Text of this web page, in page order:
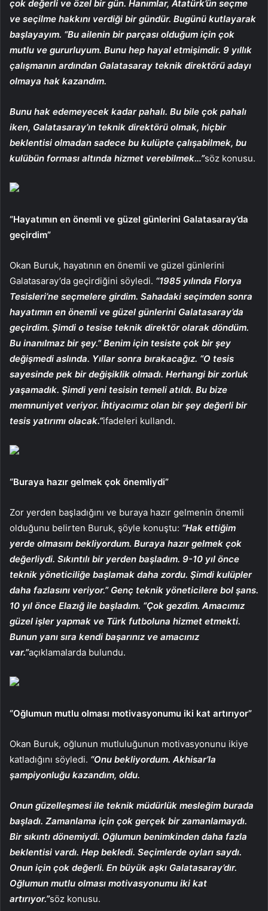
çok değerli ve özel bir gün. Hanımlar, Atatürk’ün seçme
ve seçilme hakkını verdiği bir gündür. Bugünü kutlayarak
başlayayım. “Bu ailenin bir parçası olduğum için çok
mutlu ve gururluyum. Bunu hep hayal etmişimdir. 9 yıllık
çalışmanın ardından Galatasaray teknik direktörü adayı
olmaya hak kazandım.
Bunu hak edemeyecek kadar pahalı. Bu bile çok pahalı
iken, Galatasaray’ın teknik direktörü olmak, hiçbir
beklentisi olmadan sadece bu kulüpte çalışabilmek, bu
kulübün forması altında hizmet verebilmek…”söz konusu.
“Hayatımın en önemli ve güzel günlerini Galatasaray’da
geçirdim”
Okan Buruk, hayatının en önemli ve güzel günlerini
Galatasaray’da geçirdiğini söyledi. “1985 yılında Florya
Tesisleri’ne seçmelere girdim. Sahadaki seçimden sonra
hayatımın en önemli ve güzel günlerini Galatasaray’da
geçirdim. Şimdi o tesise teknik direktör olarak döndüm.
Bu inanılmaz bir şey.” Benim için tesiste çok bir şey
değişmedi aslında. Yıllar sonra bırakacağız. “O tesis
sayesinde pek bir değişiklik olmadı. Herhangi bir zorluk
yaşamadık. Şimdi yeni tesisin temeli atıldı. Bu bize
memnuniyet veriyor. İhtiyacımız olan bir şey değerli bir
tesis yatırımı olacak.”ifadeleri kullandı.
“Buraya hazır gelmek çok önemliydi”
Zor yerden başladığını ve buraya hazır gelmenin önemli
olduğunu belirten Buruk, şöyle konuştu: “Hak ettiğim
yerde olmasını bekliyordum. Buraya hazır gelmek çok
değerliydi. Sıkıntılı bir yerden başladım. 9-10 yıl önce
teknik yöneticiliğe başlamak daha zordu. Şimdi kulüpler
daha fazlasını veriyor.” Genç teknik yöneticilere bol şans.
10 yıl önce Elazığ ile başladım. “Çok gezdim. Amacımız
güzel işler yapmak ve Türk futboluna hizmet etmekti.
Bunun yanı sıra kendi başarınız ve amacınız
var.”açıklamalarda bulundu.
“Oğlumun mutlu olması motivasyonumu iki kat artırıyor”
Okan Buruk, oğlunun mutluluğunun motivasyonunu ikiye
katladığını söyledi. “Onu bekliyordum. Akhisar’la
şampiyonluğu kazandım, oldu.
Onun güzelleşmesi ile teknik müdürlük mesleğim burada
başladı. Zamanlama için çok gerçek bir zamanlamaydı.
Bir sıkıntı dönemiydi. Oğlumun benimkinden daha fazla
beklentisi vardı. Hep bekledi. Seçimlerde oyları saydı.
Onun için çok değerli. En büyük aşkı Galatasaray’dır.
Oğlumun mutlu olması motivasyonumu iki kat
artırıyor.”söz konusu.